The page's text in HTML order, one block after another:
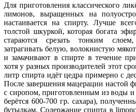
Для приготовления классического
лимонов, выращенных на
настаивается на спирту. Лучше
толстой шкуркой, которая богата
стараются срезать тонким
затрагивать белую, волокнистую
и замачивают в спирте в течение
хотя у разных производителей этот
литр спирта идёт цедра примерно с
После завершения мацерации настой
с сиропом, приготовленным из воды и
берётся 600-700 гр. сахара),
бутылкам. Содержание спирта в